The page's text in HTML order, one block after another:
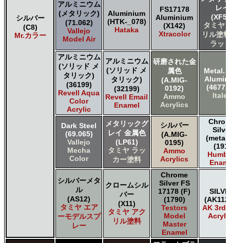
Testors of Rust-Oleum Group Testors Model Master
Enamel
The Scale Modellers Supply SMS
Xtracolor Xtracolor
ガイアノーツ ガイア エナメル カラー
ガイアノーツ ガイアカラー
タミヤ タミヤ アクリル塗料
タミヤ タミヤ アクリル塗料 (フラット)
タミヤ タミヤ エアーモデルスプレー
タミヤ タミヤ エナメル塗料
タミヤ タミヤ トップコート/サーフェイサー/プライマー
タミヤ タミヤ ラッカー塗料
タミヤ タミヤスプレー
タミヤ タミヤスプレー
ＧＳＩクレオス Mr.カラー
ＧＳＩクレオス Mr.カラー GX
ＧＳＩクレオス Mr.カラー 色ノ源
ＧＳＩクレオス Mr.カラー スーパーメタリック
ＧＳＩクレオス Mr.カラー スーパーメタリック 2
ＧＳＩクレオス Mr.カラースプレー
ＧＳＩクレオス Mr.クリアカラーGX
シルバー
(C8)
Mr.カラー
アルミニウム
(メタリック)
(71.062)
Vallejo
Model Air
Aluminium
(HTK-_078)
Hataka
FS17178
Aluminium
(X142)
Xtracolor
レイ
タミヤ
リル塗
ラッ
アルミニウム
(ソリッド メ
タリック)
(36199)
Revell Aqua
Color
Acrylic
アルミニウム
(ソリッド メ
タリック)
(32199)
Revell Email
Enamel
研磨された金
属色
(A.MIG-
0192)
Ammo
Acrylics
Metal.
Dark Steel
(69.065)
Vallejo
Mecha
Color
メタリックグ
レイ 金属色
(LP61)
タミヤ ラッ
カー塗料
シルバー
(A.MIG-
0195)
Ammo
Acrylics
シルバーメタ
ル
(AS12)
タミヤ エア
ーモデルスプ
レー
クロームシル
バー
(X11)
タミヤ アク
リル塗料
Chrome
Silver FS
17178 (F)
(1790)
Testors
Model
Master
Enamel
AK 3rd